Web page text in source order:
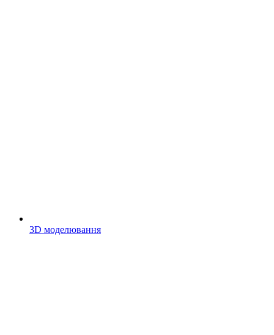
3D моделювання